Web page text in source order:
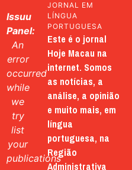
Issuu
Panel:
An
error
occurred
while
we
try
list
your
publications
JORNAL EM
LÍNGUA
PORTUGUESA
Este é o jornal
Hoje Macau na
internet. Somos
as notícias, a
análise, a opinião
e muito mais, em
língua
portuguesa, na
Região
Administrativa